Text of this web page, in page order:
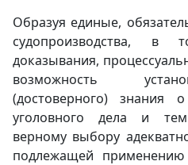
Образуя единые,
судопроизводства,
доказывания,
возможность
(достоверного) знания
уголовного дела и
верному выбору
подлежащей